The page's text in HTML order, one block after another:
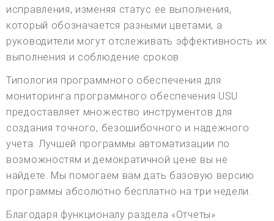
исправления, изменяя статус ее выполнения,
который обозначается разными цветами, а
руководители могут отслеживать эффективность их
выполнения и соблюдение сроков.
Типология программного обеспечения для
мониторинга программного обеспечения USU
предоставляет множество инструментов для
создания точного, безошибочного и надежного
учета. Лучшей программы автоматизации по
возможностям и демократичной цене вы не
найдете. Мы помогаем вам дать базовую версию
программы абсолютно бесплатно на три недели.
Благодаря функционалу раздела «Отчеты»